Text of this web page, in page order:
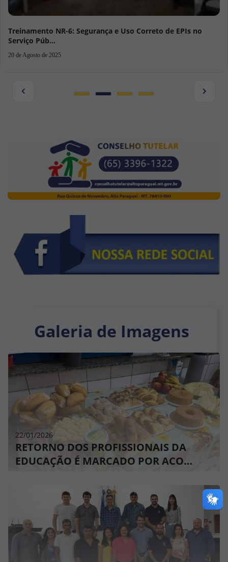
COMPROMETIMENTO DA GESTÃO: Educação de Alto
02 de Junho de 2025
Galeria de Imagens
22/01/2026
RETORNO DOS PROFISSIONAIS DA
EDUCAÇÃO É MARCADO POR ACO…